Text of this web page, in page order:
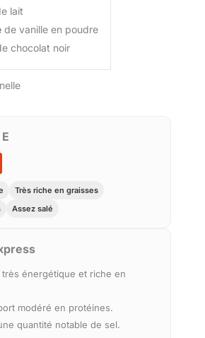
lait
de vanille en poudre
chocolat noir
Très riche en graisses
Assez salé
très énergétique et riche en
modéré en protéines.
quantité notable de sel.